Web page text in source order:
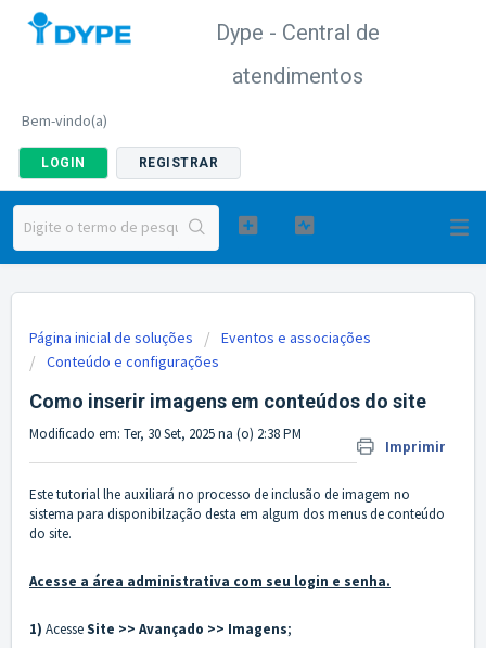
Dype - Central de
atendimentos
Bem-vindo(a)
LOGIN REGISTRAR
Página inicial de soluções
Eventos e associações
Conteúdo e configurações
Como inserir imagens em conteúdos do site
Imprimir
Modificado em: Ter, 30 Set, 2025 na (o) 2:38 PM
Este tutorial lhe auxiliará no processo de inclusão de imagem no
sistema para disponibilzação desta em algum dos menus de conteúdo
do site.
Acesse a área administrativa com seu login e senha.
1) AcesseSite >> Avançado >> Imagens;